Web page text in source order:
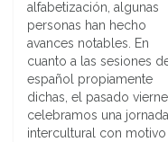
alfabetización, algunas
personas han hecho
avances notables. En
cuanto a las sesiones
español propiamente
dichas, el pasado
celebramos una jornada
intercultural con motivo